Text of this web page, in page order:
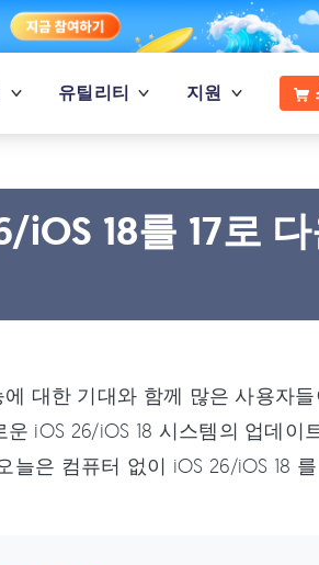
유틸리티 지원
18를 17로
대한 기대와 함께 많은 사용자들
iOS 26/iOS 18 시스템의 업데이
은 컴퓨터 없이 iOS 26/iOS 18